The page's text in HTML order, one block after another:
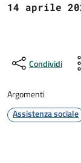
14 aprile
Condividi
Argomenti
Assistenza sociale